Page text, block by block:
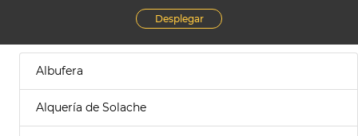
Desplegar
Albufera
Alquería de Solache